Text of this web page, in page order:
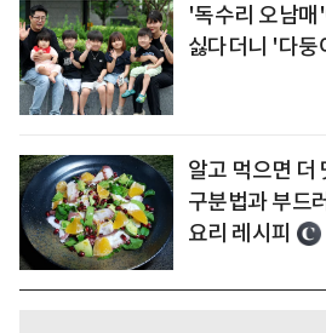
'독수리 오남
싫다더니 '다둥
알고 먹으면
구분법과 부드
요리 레시피